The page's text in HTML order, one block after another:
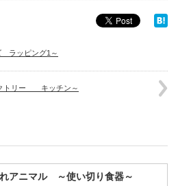
ラッピング1～
トリー キッチン～
アニマル ～使い切り食器～